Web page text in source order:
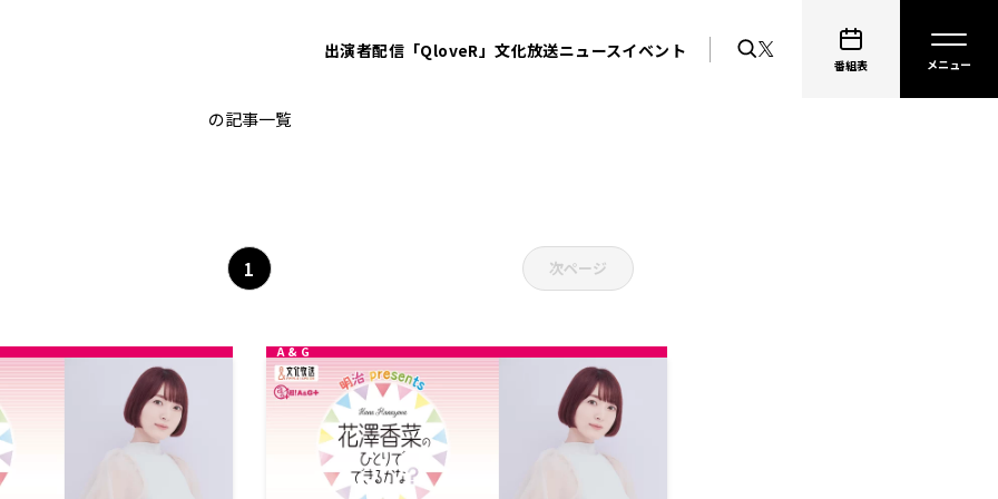
出演者配信「QloveR」文化放送ニュースイベント
番組表
花澤香菜のひとりでできるかな？
の記事一覧
1 次ページ